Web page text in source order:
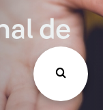
de